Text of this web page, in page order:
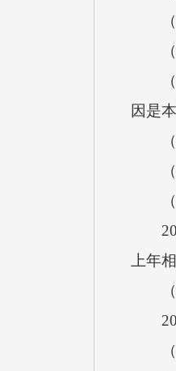
（1
（2
（3
因是
（四
（五
（六
上年
（
（